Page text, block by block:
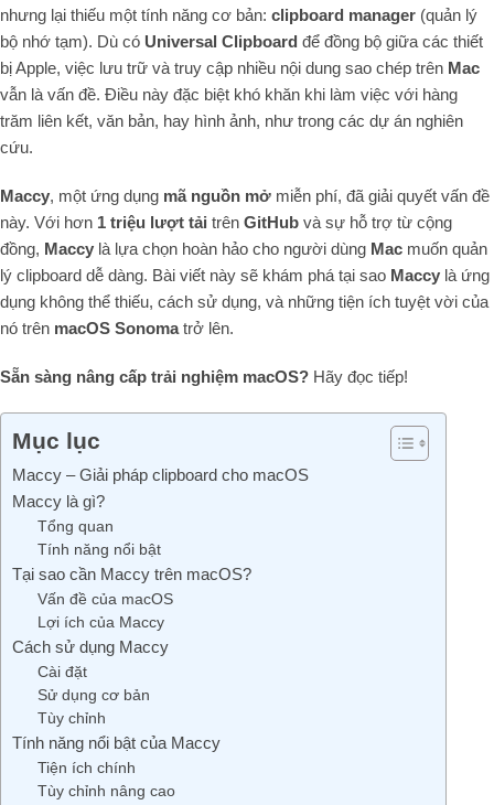
nhưng lại thiếu một tính năng cơ bản: clipboard manager (quản lý
bộ nhớ tạm). Dù có Universal Clipboard để đồng bộ giữa các thiết
bị Apple, việc lưu trữ và truy cập nhiều nội dung sao chép trên Mac
vẫn là vấn đề. Điều này đặc biệt khó khăn khi làm việc với hàng
trăm liên kết, văn bản, hay hình ảnh, như trong các dự án nghiên
cứu.
Maccy, một ứng dụng mã nguồn mở miễn phí, đã giải quyết vấn đề
này. Với hơn 1 triệu lượt tải trên GitHub và sự hỗ trợ từ cộng
đồng, Maccy là lựa chọn hoàn hảo cho người dùng Mac muốn quản
lý clipboard dễ dàng. Bài viết này sẽ khám phá tại sao Maccy là ứng
dụng không thể thiếu, cách sử dụng, và những tiện ích tuyệt vời của
nó trên macOS Sonomatrở lên.
Sẵn sàng nâng cấp trải nghiệm macOS? Hãy đọc tiếp!
Mục lục
Maccy – Giải pháp clipboard cho macOS
Maccy là gì?
Tổng quan
Tính năng nổi bật
Tại sao cần Maccy trên macOS?
Vấn đề của macOS
Lợi ích của Maccy
Cách sử dụng Maccy
Cài đặt
Sử dụng cơ bản
Tùy chỉnh
Tính năng nổi bật của Maccy
Tiện ích chính
Tùy chỉnh nâng cao